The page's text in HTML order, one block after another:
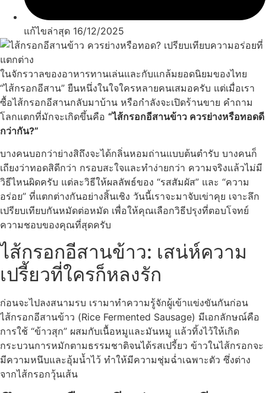
แก้ไขล่าสุด 16/12/2025
ในจักรวาลของอาหารทานเล่นและกับแกล้มยอดนิยมของไทย
“ไส้กรอกอีสาน” ยืนหนึ่งในใจใครหลายคนเสมอครับ แต่เมื่อเรา
ซื้อไส้กรอกอีสานกลับมาบ้าน หรือกำลังจะเปิดร้านขาย คำถาม
โลกแตกที่มักจะเกิดขึ้นคือ “ไส้กรอกอีสานข้าว ควรย่างหรือทอดดี
กว่ากัน?”
บางคนบอกว่าย่างสิถึงจะได้กลิ่นหอมถ่านแบบต้นตำรับ บางคนก็
เถียงว่าทอดสิดีกว่า กรอบสะใจและทำง่ายกว่า ความจริงแล้วไม่มี
วิธีไหนผิดครับ แต่ละวิธีให้ผลลัพธ์ของ “รสสัมผัส” และ “ความ
อร่อย” ที่แตกต่างกันอย่างสิ้นเชิง วันนี้เราจะมาจับเข่าคุย เจาะลึก
เปรียบเทียบกันหมัดต่อหมัด เพื่อให้คุณเลือกวิธีปรุงที่ตอบโจทย์
ความชอบของคุณที่สุดครับ
ไส้กรอกอีสานข้าว: เสน่ห์ความ
เปรี้ยวที่ใครก็หลงรัก
ก่อนจะไปลงสนามรบ เรามาทำความรู้จักผู้เข้าแข่งขันกันก่อน
ไส้กรอกอีสานข้าว (Rice Fermented Sausage) มีเอกลักษณ์คือ
การใช้ “ข้าวสุก” ผสมกับเนื้อหมูและมันหมู แล้วทิ้งไว้ให้เกิด
กระบวนการหมักตามธรรมชาติจนได้รสเปรี้ยว ข้าวในไส้กรอกจะ
มีความหนึบและอุ้มน้ำไว้ ทำให้มีความชุ่มฉ่ำเฉพาะตัว ซึ่งต่าง
จากไส้กรอกวุ้นเส้น